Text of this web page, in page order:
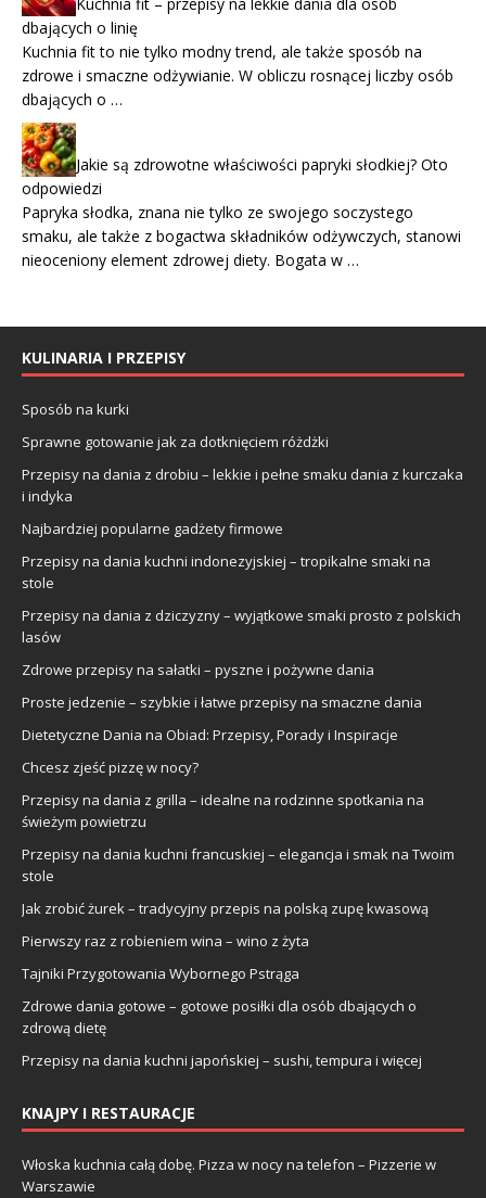
dbających o linię
Kuchnia fit to nie tylko modny trend, ale także sposób na
zdrowe i smaczne odżywianie. W obliczu rosnącej liczby osób
dbających o …
Jakie są zdrowotne właściwości papryki słodkiej? Oto
odpowiedzi
Papryka słodka, znana nie tylko ze swojego soczystego
smaku, ale także z bogactwa składników odżywczych, stanowi
nieoceniony element zdrowej diety. Bogata w …
KULINARIA I PRZEPISY
Sposób na kurki
Sprawne gotowanie jak za dotknięciem różdżki
Przepisy na dania z drobiu – lekkie i pełne smaku dania z kurczaka
i indyka
Najbardziej popularne gadżety firmowe
Przepisy na dania kuchni indonezyjskiej – tropikalne smaki na
stole
Przepisy na dania z dziczyzny – wyjątkowe smaki prosto z polskich
lasów
Zdrowe przepisy na sałatki – pyszne i pożywne dania
Proste jedzenie – szybkie i łatwe przepisy na smaczne dania
Dietetyczne Dania na Obiad: Przepisy, Porady i Inspiracje
Chcesz zjeść pizzę w nocy?
Przepisy na dania z grilla – idealne na rodzinne spotkania na
świeżym powietrzu
Przepisy na dania kuchni francuskiej – elegancja i smak na Twoim
stole
Jak zrobić żurek – tradycyjny przepis na polską zupę kwasową
Pierwszy raz z robieniem wina – wino z żyta
Tajniki Przygotowania Wybornego Pstrąga
Zdrowe dania gotowe – gotowe posiłki dla osób dbających o
zdrową dietę
Przepisy na dania kuchni japońskiej – sushi, tempura i więcej
KNAJPY I RESTAURACJE
Włoska kuchnia całą dobę. Pizza w nocy na telefon – Pizzerie w
Warszawie